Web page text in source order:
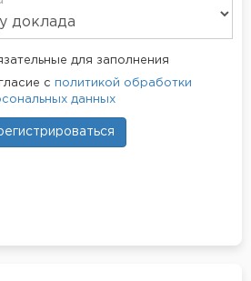
для заполнения
с политикой обработки
данных